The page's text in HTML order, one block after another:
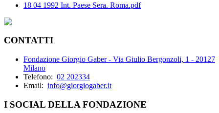
18 04 1992 Int. Paese Sera. Roma.pdf
CONTATTI
Fondazione Giorgio Gaber - Via Giulio Bergonzoli, 1 - 20127
Milano
Telefono: 02 202334
Email: info@giorgiogaber.it
I SOCIAL DELLA FONDAZIONE